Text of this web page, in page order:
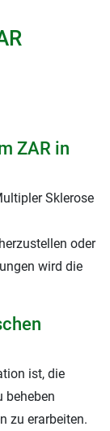
ZAR in
Sklerose
oder
wird die
ist, die
beheben
zu erarbeiten.